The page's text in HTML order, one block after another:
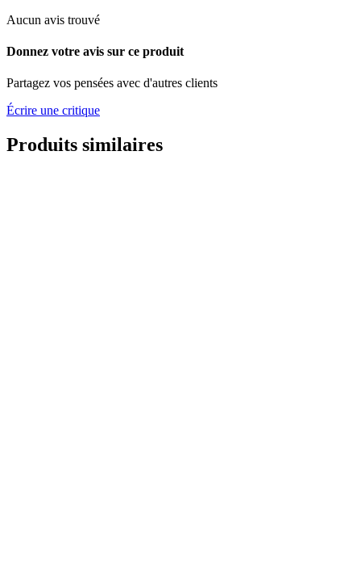
Aucun avis trouvé
Donnez votre avis sur ce produit
Partagez vos pensées avec d'autres clients
Écrire une critique
Produits similaires